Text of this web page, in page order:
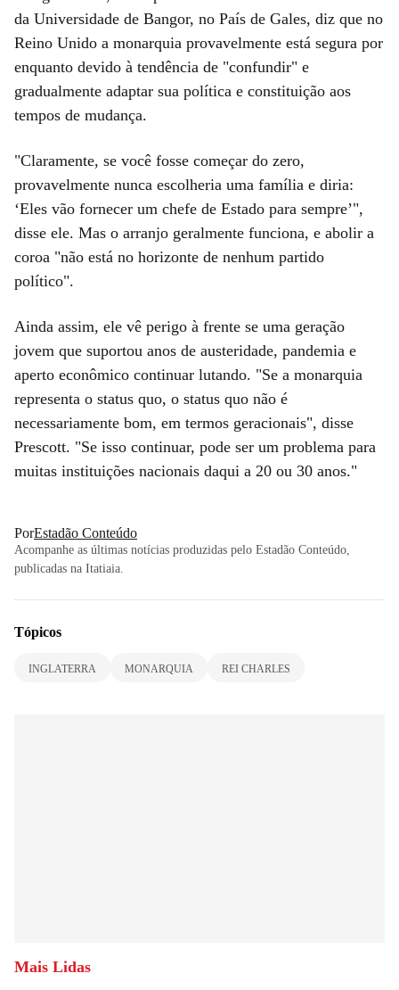
da Universidade de Bangor, no País de Gales, diz que no
Reino Unido a monarquia provavelmente está segura por
enquanto devido à tendência de "confundir" e
gradualmente adaptar sua política e constituição aos
tempos de mudança.
"Claramente, se você fosse começar do zero,
provavelmente nunca escolheria uma família e diria:
‘Eles vão fornecer um chefe de Estado para sempre’",
disse ele. Mas o arranjo geralmente funciona, e abolir a
coroa "não está no horizonte de nenhum partido
político".
Ainda assim, ele vê perigo à frente se uma geração
jovem que suportou anos de austeridade, pandemia e
aperto econômico continuar lutando. "Se a monarquia
representa o status quo, o status quo não é
necessariamente bom, em termos geracionais", disse
Prescott. "Se isso continuar, pode ser um problema para
muitas instituições nacionais daqui a 20 ou 30 anos."
PorEstadão Conteúdo
Acompanhe as últimas notícias produzidas pelo Estadão Conteúdo,
publicadas na Itatiaia.
Tópicos
INGLATERRA MONARQUIA REI CHARLES
Mais Lidas